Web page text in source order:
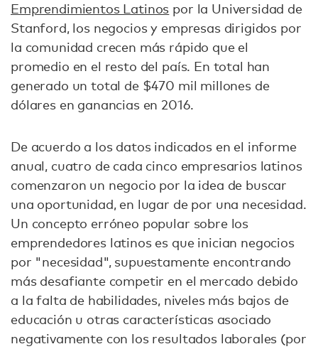
Emprendimientos Latinos por la Universidad de
Stanford, los negocios y empresas dirigidos por
la comunidad crecen más rápido que el
promedio en el resto del país. En total han
generado un total de $470 mil millones de
dólares en ganancias en 2016.
De acuerdo a los datos indicados en el informe
anual, cuatro de cada cinco empresarios latinos
comenzaron un negocio por la idea de buscar
una oportunidad, en lugar de por una necesidad.
Un concepto erróneo popular sobre los
emprendedores latinos es que inician negocios
por "necesidad", supuestamente encontrando
más desafiante competir en el mercado debido
a la falta de habilidades, niveles más bajos de
educación u otras características asociado
negativamente con los resultados laborales (por